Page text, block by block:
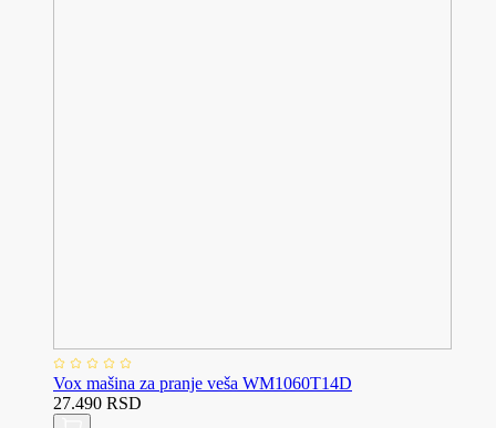
Vox mašina za pranje veša WM1060T14D
27.490 RSD